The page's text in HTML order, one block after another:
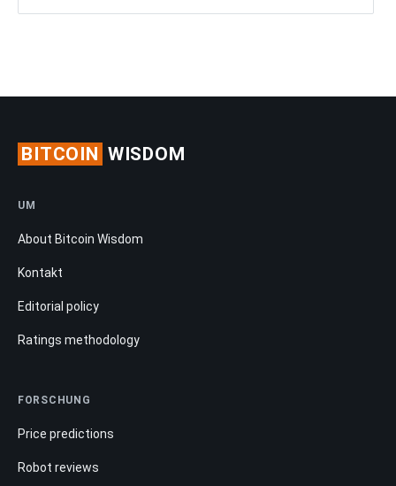
BITCOIN WISDOM
UM
About Bitcoin Wisdom
Kontakt
Editorial policy
Ratings methodology
FORSCHUNG
Price predictions
Robot reviews